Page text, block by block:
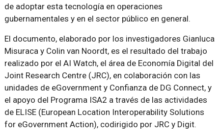
de adoptar esta tecnología en operaciones
gubernamentales y en el sector público en general.
El documento, elaborado por los investigadores Gianluca
Misuraca y Colin van Noordt, es el resultado del trabajo
realizado por el AI Watch, el área de Economía Digital del
Joint Research Centre (JRC), en colaboración con las
unidades de eGovernment y Confianza de DG Connect, y
el apoyo del Programa ISA2 a través de las actividades
de ELISE (European Location Interoperability Solutions
for eGovernment Action), codirigido por JRC y Digit.